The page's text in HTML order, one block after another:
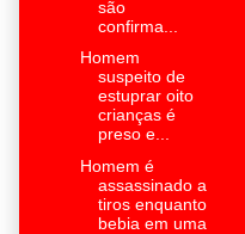
são
confirma...
Homem
suspeito de
estuprar oito
crianças é
preso e...
Homem é
assassinado a
tiros enquanto
bebia em uma